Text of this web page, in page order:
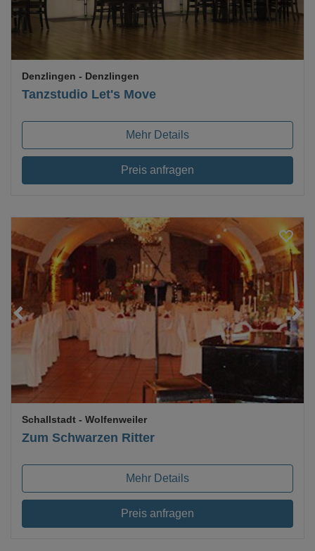
Tanzstudio Let's Move
Denzlingen - Denzlingen
Mehr Details
Preis anfragen
Loading...
Zum Schwarzen Ritter
Schallstadt - Wolfenweiler
Mehr Details
Preis anfragen